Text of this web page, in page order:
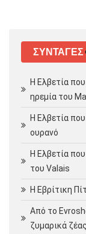
ΣΥΝΤΑΓΈΣ
Η Ελβετία
ηρεμία του
Η Ελβετία
ουρανό
Η Ελβετία
του Valais
Η Εβρίτικη
Από το
ζυμαρικά